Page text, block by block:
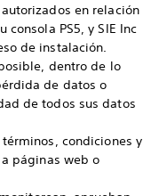
en relación
PS5, y SIE Inc
de instalación.
dentro de lo
de datos o
de todos sus datos
condiciones y
páginas web o